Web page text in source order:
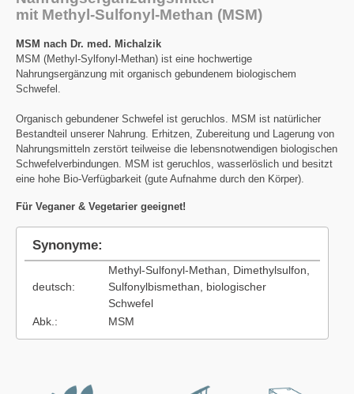
mit Methyl-Sulfonyl-Methan (MSM)
MSM nach Dr. med. Michalzik
MSM (Methyl-Sylfonyl-Methan) ist eine hochwertige
Nahrungsergänzung mit organisch gebundenem biologischem
Schwefel.
Organisch gebundener Schwefel ist geruchlos. MSM ist natürlicher
Bestandteil unserer Nahrung. Erhitzen, Zubereitung und Lagerung von
Nahrungsmitteln zerstört teilweise die lebensnotwendigen biologischen
Schwefelverbindungen. MSM ist geruchlos, wasserlöslich und besitzt
eine hohe Bio-Verfügbarkeit (gute Aufnahme durch den Körper).
Für Veganer & Vegetarier geeignet!
Synonyme:
deutsch:
Methyl-Sulfonyl-Methan, Dimethylsulfon,
Sulfonylbismethan, biologischer
Schwefel
Abk.:
MSM